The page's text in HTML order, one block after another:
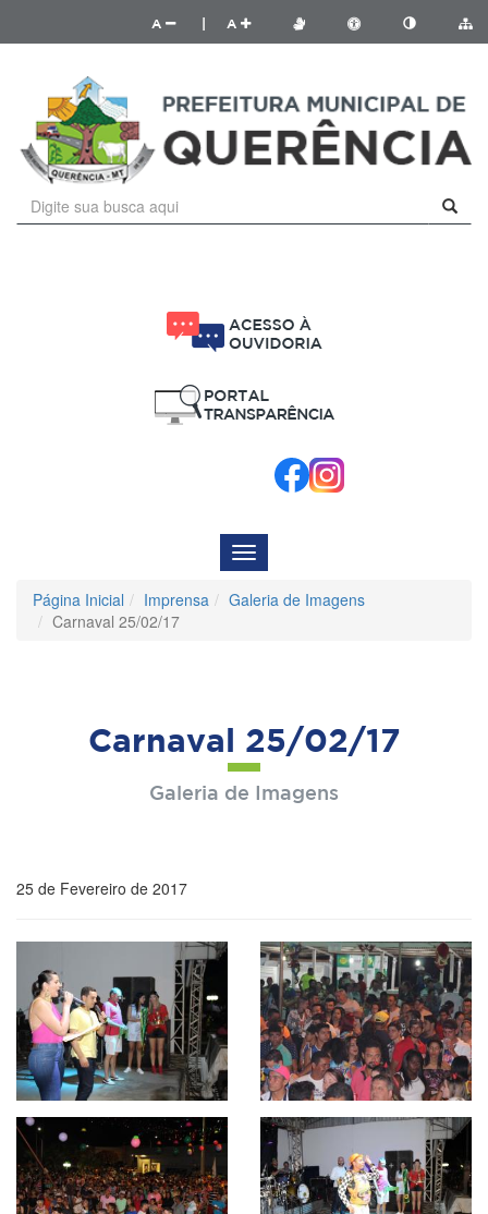
A A
Menu
de
Navegação
Página Inicial Imprensa
Galeria de Imagens
Carnaval 25/02/17
Carnaval 25/02/17
Galeria de Imagens
25 de Fevereiro de 2017